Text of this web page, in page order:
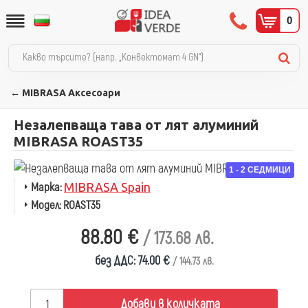
0
← MIBRASA Аксесоари
Незалепваща тава от лят алуминий
MIBRASA ROAST35
1 - 2 СЕДМИЦИ
88.80 € / 173.68 лв.
без ДДС: 74.00 € / 144.73 лв.
Марка: MIBRASA Spain
Модел:ROAST35
Добави в количката